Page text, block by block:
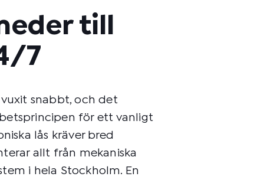
till
7
snabbt, och det
för ett vanligt
lås kräver bred
allt från mekaniska
i hela Stockholm. En